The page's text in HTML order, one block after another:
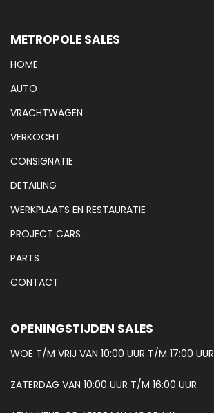
METROPOLE SALES
HOME
AUTO
VRACHTWAGEN
VERKOCHT
CONSIGNATIE
DETAILING
WERKPLAATS EN RESTAURATIE
PROJECT CARS
PARTS
CONTACT
OPENINGSTIJDEN SALES
WOE T/M VRIJ VAN 10:00 UUR T/M 17:00 UUR
ZATERDAG VAN 10:00 UUR T/M 16:00 UUR